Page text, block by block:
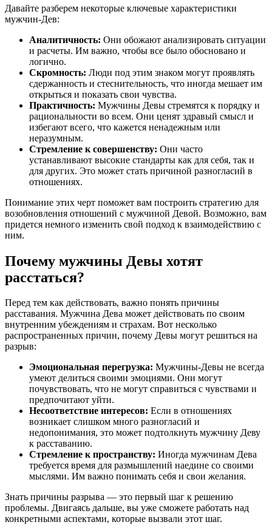
Давайте разберем некоторые ключевые характеристики
мужчин-Дев:
Аналитичность: Они обожают анализировать ситуации
и расчеты. Им важно, чтобы все было обосновано и
логично.
Скромность: Люди под этим знаком могут проявлять
сдержанность и стеснительность, что иногда мешает им
открыться и показать свои чувства.
Практичность: Мужчины Девы стремятся к порядку и
рациональности во всем. Они ценят здравый смысл и
избегают всего, что кажется ненадежным или
неразумным.
Стремление к совершенству: Они часто
устанавливают высокие стандарты как для себя, так и
для других. Это может стать причиной разногласий в
отношениях.
Понимание этих черт поможет вам построить стратегию для
возобновления отношений с мужчиной Девой. Возможно, вам
придется немного изменить свой подход к взаимодействию с
ним.
Почему мужчины Девы хотят
расстаться?
Перед тем как действовать, важно понять причины
расставания. Мужчина Дева может действовать по своим
внутренним убеждениям и страхам. Вот несколько
распространенных причин, почему Девы могут решиться на
разрыв:
Эмоциональная перегрузка: Мужчины-Девы не всегда
умеют делиться своими эмоциями. Они могут
почувствовать, что не могут справиться с чувствами и
предпочитают уйти.
Несоответствие интересов: Если в отношениях
возникает слишком много разногласий и
недопонимания, это может подтолкнуть мужчину Деву
к расставанию.
Стремление к пространству: Иногда мужчинам Дева
требуется время для размышлений наедине со своими
мыслями. Им важно понимать себя и свои желания.
Знать причины разрыва — это первый шаг к решению
проблемы. Двигаясь дальше, вы уже сможете работать над
конкретными аспектами, которые вызвали этот шаг.